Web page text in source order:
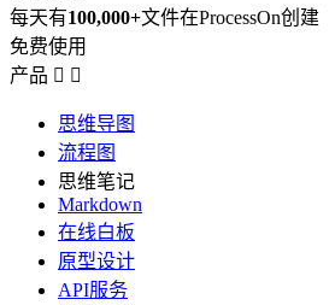
每天有100,000+文件在ProcessOn创建
免费使用
产品  
思维导图
流程图
思维笔记
Markdown
在线白板
原型设计
API服务